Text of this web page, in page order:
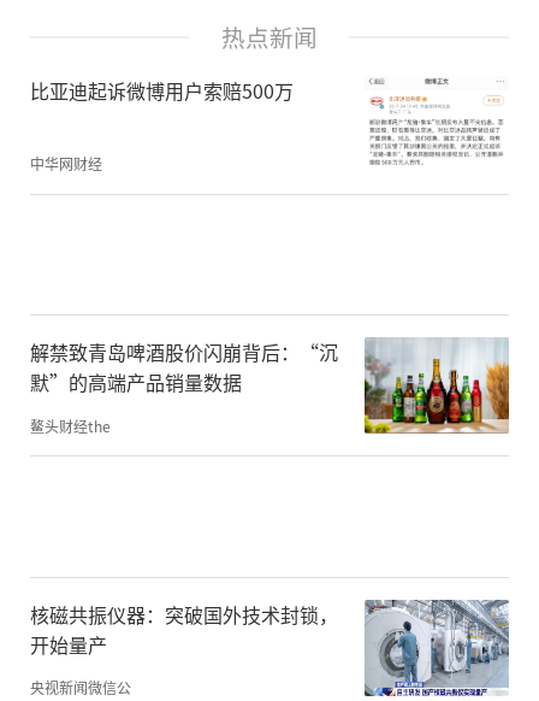
热点新闻
比亚迪起诉微博用户索赔500万
中华网财经
解禁致青岛啤酒股价闪崩背后：“沉
默”的高端产品销量数据
鳌头财经the
核磁共振仪器：突破国外技术封锁，
开始量产
央视新闻微信公